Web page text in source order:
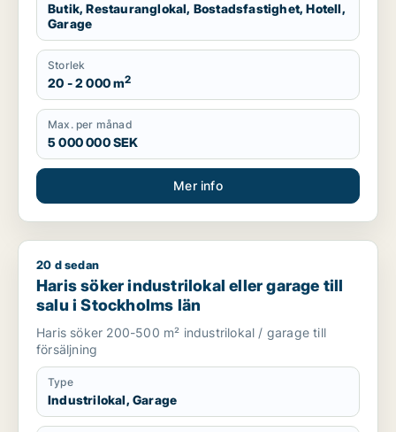
Butik, Restauranglokal, Bostadsfastighet, Hotell,
Garage
Storlek
20 - 2 000 m2
Max. per månad
5 000 000 SEK
Mer info
Haris söker industrilokal eller garage till salu i Stockholms län
20 d sedan
Haris söker industrilokal eller garage till
salu i Stockholms län
Haris söker 200-500 m² industrilokal / garage till
försäljning
Type
Industrilokal, Garage